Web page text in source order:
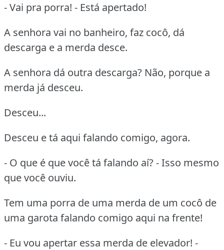
- Vai pra porra! - Está apertado!
A senhora vai no banheiro, faz cocô, dá
descarga e a merda desce.
A senhora dá outra descarga? Não, porque a
merda já desceu.
Desceu...
Desceu e tá aqui falando comigo, agora.
- O que é que você tá falando aí? - Isso mesmo
que você ouviu.
Tem uma porra de uma merda de um cocô de
uma garota falando comigo aqui na frente!
- Eu vou apertar essa merda de elevador! -